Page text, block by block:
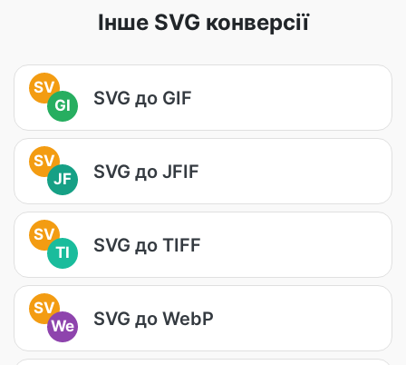
Інше SVG конверсії
SV
GI
SVG до GIF
SV
JF
SVG до JFIF
SV
TI
SVG до TIFF
SV
We
SVG до WebP